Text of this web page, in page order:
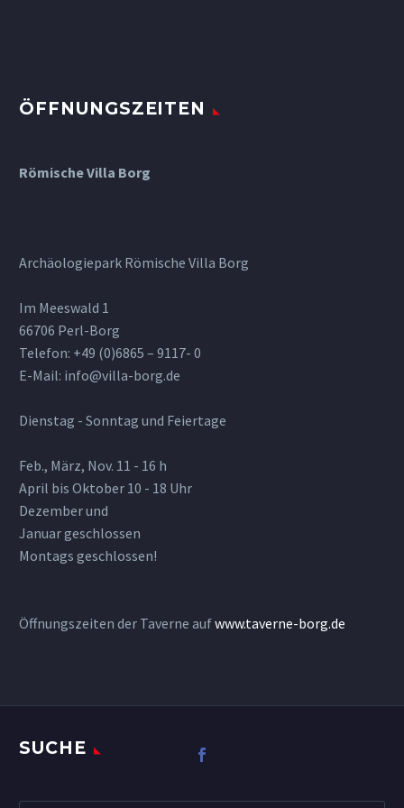
ÖFFNUNGSZEITEN
Römische Villa Borg
Archäologiepark Römische Villa Borg
Im Meeswald 1
66706 Perl-Borg
Telefon: +49 (0)6865 – 9117- 0
E-Mail: info@villa-borg.de
Dienstag - Sonntag und Feiertage
Feb., März, Nov. 11 - 16 h
April bis Oktober 10 - 18 Uhr
Dezember und
Januar geschlossen
Montags geschlossen!
Öffnungszeiten der Taverne aufwww.taverne-borg.de
SUCHE